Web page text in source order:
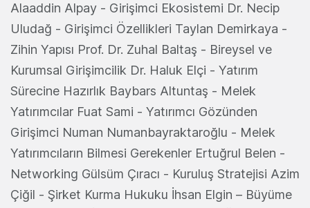
Alaaddin Alpay - Girişimci Ekosistemi Dr. Necip
Uludağ - Girişimci Özellikleri Taylan Demirkaya -
Zihin Yapısı Prof. Dr. Zuhal Baltaş - Bireysel ve
Kurumsal Girişimcilik Dr. Haluk Elçi - Yatırım
Sürecine Hazırlık Baybars Altuntaş - Melek
Yatırımcılar Fuat Sami - Yatırımcı Gözünden
Girişimci Numan Numanbayraktaroğlu - Melek
Yatırımcıların Bilmesi Gerekenler Ertuğrul Belen -
Networking Gülsüm Çıracı - Kuruluş Stratejisi Azim
Çiğil - Şirket Kurma Hukuku İhsan Elgin – Büyüme